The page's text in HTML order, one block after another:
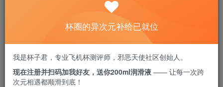
这款用排空气法太紧了我觉得没有里面有空气的舒
服，
不过后来玩习惯了还是很舒服的，天天都要用
杯圈的异次元补给已就位
我是杯子君，专业飞机杯测评师，邪恶天使社区创始人。
现在注册并扫码加我好友，送你200ml润滑液 —— 让每一次跨
次元相遇都顺滑到底！